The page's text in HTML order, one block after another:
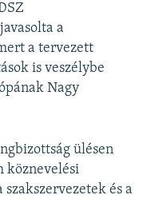
a
a tervezett
is veszélybe
Nagy
ülésen
köznevelési
és a